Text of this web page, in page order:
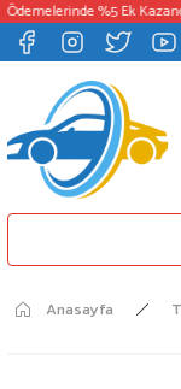
%5 Ek Kazanç
Anasayfa